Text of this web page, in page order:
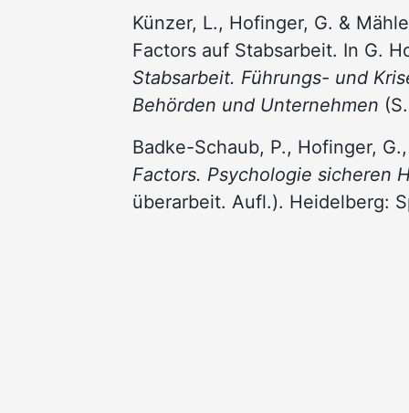
Künzer, L., Hofinger, G. &
Factors auf Stabsarbeit. In G.
Stabsarbeit. Führungs- und
Behörden und Unternehmen
Badke-Schaub, P., Hofinger,
Factors. Psychologie sicheren
überarbeit. Aufl.). Heidelberg: